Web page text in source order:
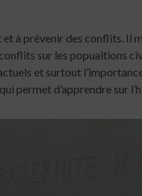
à prévenir des conflits. Il
sur les popualtions
et surtout
permet d’apprendre sur